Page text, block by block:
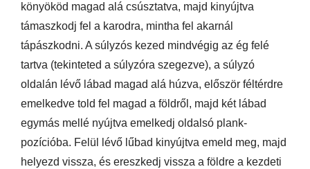
könyököd magad alá csúsztatva, majd kinyújtva
támaszkodj fel a karodra, mintha fel akarnál
tápászkodni. A súlyzós kezed mindvégig az ég felé
tartva (tekinteted a súlyzóra szegezve), a súlyzó
oldalán lévő lábad magad alá húzva, először féltérdre
emelkedve told fel magad a földről, majd két lábad
egymás mellé nyújtva emelkedj oldalsó plank-
pozícióba. Felül lévő lűbad kinyújtva emeld meg, majd
helyezd vissza, és ereszkedj vissza a földre a kezdeti